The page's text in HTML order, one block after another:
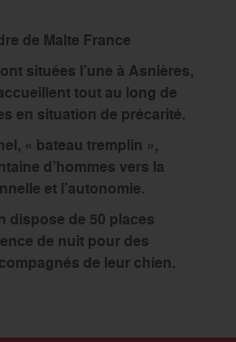
de Malte France
situées l’une à Asnières,
tout au long de
en situation de précarité.
« bateau tremplin »,
d’hommes vers la
et l’autonomie.
dispose de 50 places
de nuit pour des
de leur chien.